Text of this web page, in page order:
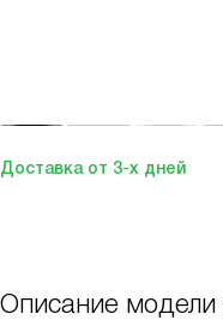
Доставка от 3-х дней
Описание модели